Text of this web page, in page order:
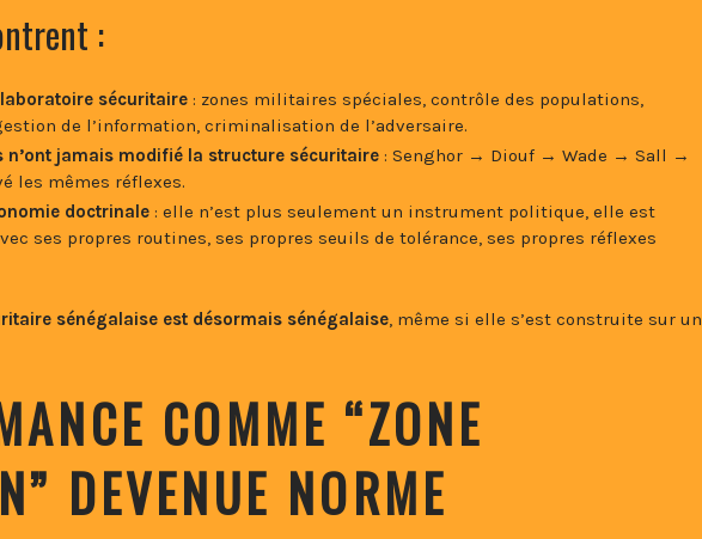
:
sécuritaire : zones militaires spéciales, contrôle des populations,
de l’information, criminalisation de l’adversaire.
n’ont jamais modifié la structure sécuritaire : Senghor → Diouf → Wade → Sall →
les mêmes réflexes.
doctrinale : elle n’est plus seulement un instrument politique, elle est
ses propres routines, ses propres seuils de tolérance, ses propres réflexes
sénégalaise est désormais sénégalaise, même si elle s’est construite sur un
COMME “ZONE
DEVENUE NORME